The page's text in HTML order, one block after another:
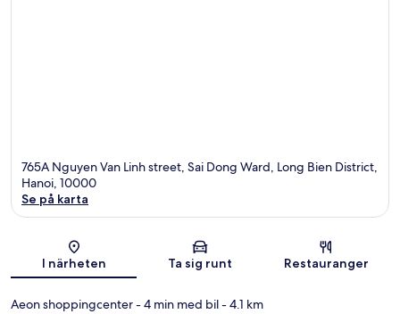
765A Nguyen Van Linh street, Sai Dong Ward, Long Bien District,
Hanoi, 10000
Se på karta
I närheten Ta sig runt Restauranger
Aeon shoppingcenter- 4 min med bil- 4.1 km